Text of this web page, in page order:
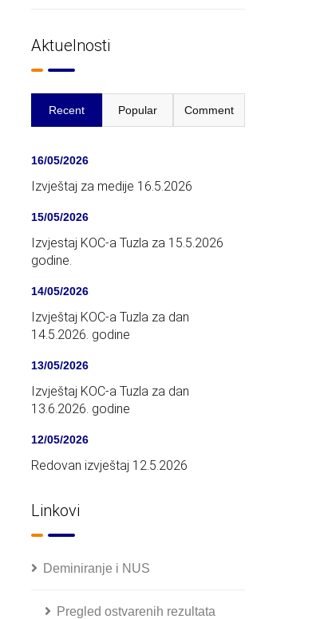
Aktuelnosti
Recent Popular Comment
16/05/2026
Izvještaj za medije 16.5.2026
15/05/2026
Izvjestaj KOC-a Tuzla za 15.5.2026
godine.
14/05/2026
Izvještaj KOC-a Tuzla za dan
14.5.2026. godine
13/05/2026
Izvještaj KOC-a Tuzla za dan
13.6.2026. godine
12/05/2026
Redovan izvještaj 12.5.2026
Linkovi
Deminiranje i NUS
Pregled ostvarenih rezultata